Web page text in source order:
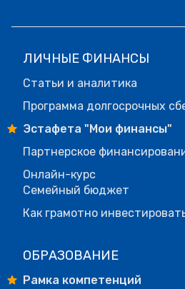
ЛИЧНЫЕ ФИНАНСЫ
Статьи и аналитика
Программа долгосрочных
Эстафета "Мои финансы"
Партнерское
Онлайн-курс
Семейный бюджет
Как грамотно
ОБРАЗОВАНИЕ
Рамка компетенций